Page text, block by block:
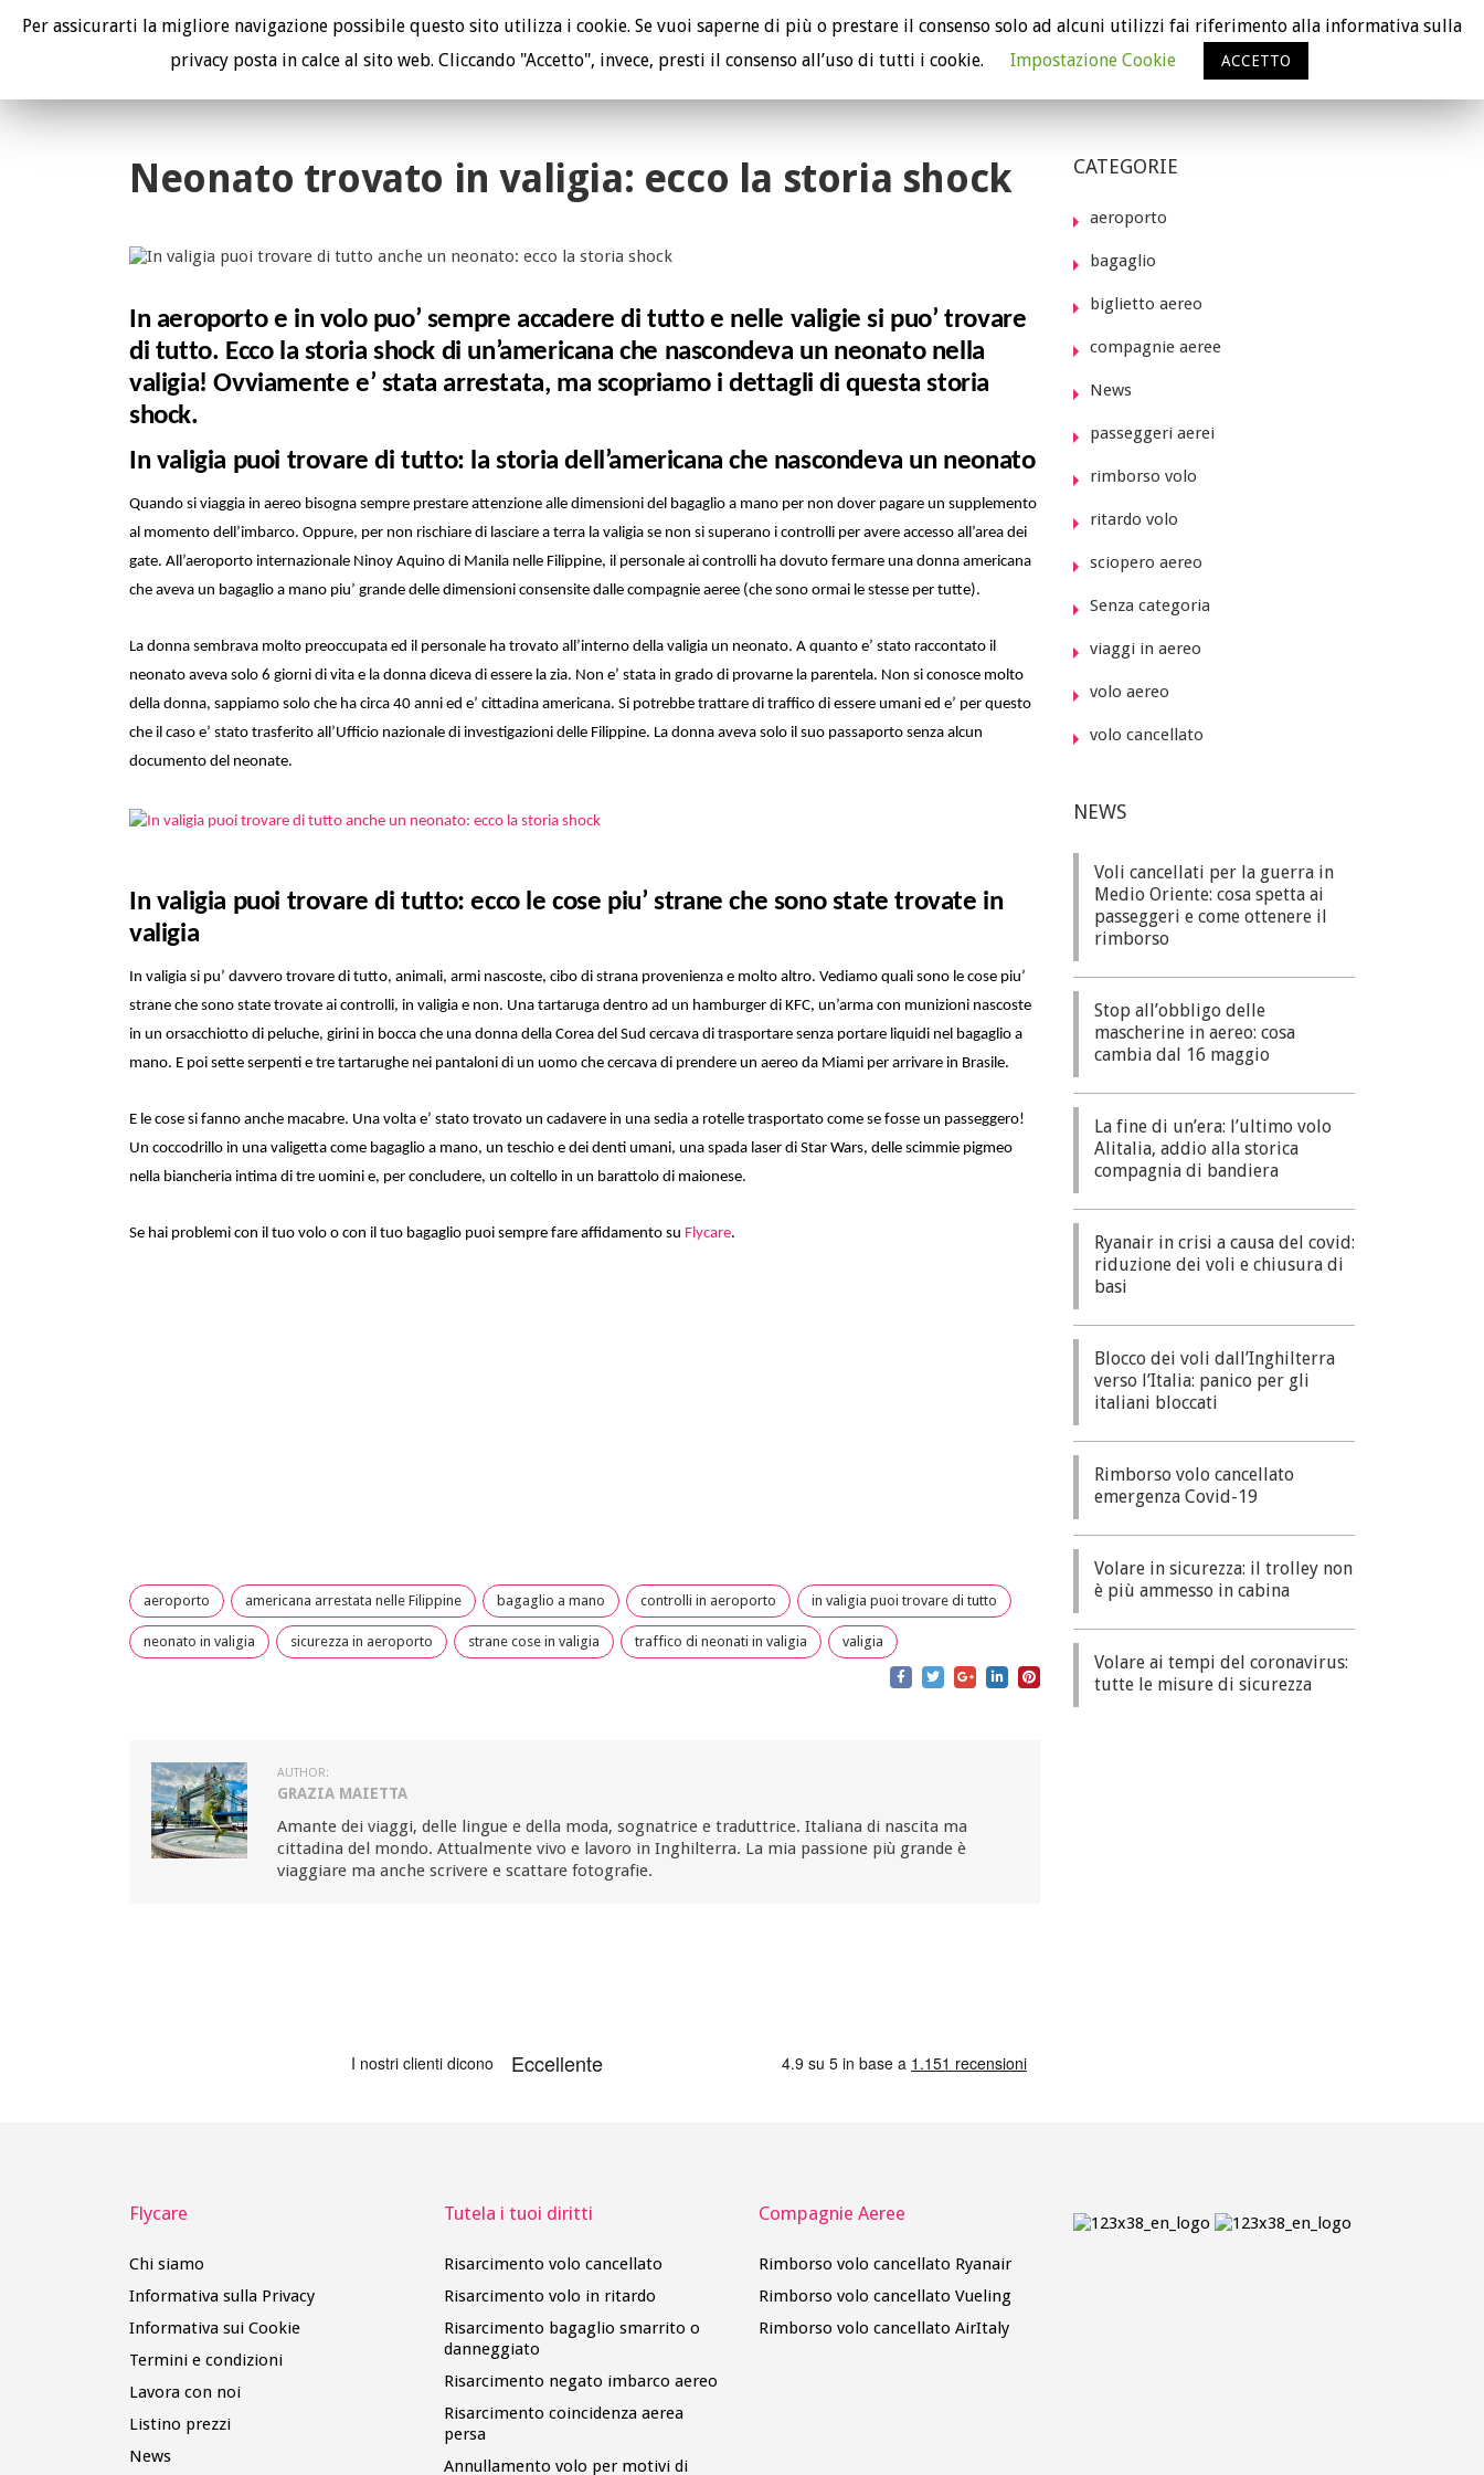
I tuoi avvocati contro le compagnie aeree. VERIFICA IL RISARCIMENTO
CHI SIAMO
Neonato trovato in valigia: ecco la storia shock
In aeroporto e in volo puo’ sempre accadere di tutto e nelle valigie si puo’ trovare
di tutto. Ecco la storia shock di un’americana che nascondeva un neonato nella
valigia! Ovviamente e’ stata arrestata, ma scopriamo i dettagli di questa storia
shock.
In valigia puoi trovare di tutto: la storia dell’americana che nascondeva un neonato
Quando si viaggia in aereo bisogna sempre prestare attenzione alle dimensioni del bagaglio a mano per non dover pagare un supplemento
al momento dell’imbarco. Oppure, per non rischiare di lasciare a terra la valigia se non si superano i controlli per avere accesso all’area dei
gate. All’aeroporto internazionale Ninoy Aquino di Manila nelle Filippine, il personale ai controlli ha dovuto fermare una donna americana
che aveva un bagaglio a mano piu’ grande delle dimensioni consensite dalle compagnie aeree (che sono ormai le stesse per tutte).
La donna sembrava molto preoccupata ed il personale ha trovato all’interno della valigia un neonato. A quanto e’ stato raccontato il
neonato aveva solo 6 giorni di vita e la donna diceva di essere la zia. Non e’ stata in grado di provarne la parentela. Non si conosce molto
della donna, sappiamo solo che ha circa 40 anni ed e’ cittadina americana. Si potrebbe trattare di traffico di essere umani ed e’ per questo
che il caso e’ stato trasferito all’Ufficio nazionale di investigazioni delle Filippine. La donna aveva solo il suo passaporto senza alcun
documento del neonate.
In valigia puoi trovare di tutto: ecco le cose piu’ strane che sono state trovate in
valigia
In valigia si pu’ davvero trovare di tutto, animali, armi nascoste, cibo di strana provenienza e molto altro. Vediamo quali sono le cose piu’
strane che sono state trovate ai controlli, in valigia e non. Una tartaruga dentro ad un hamburger di KFC, un’arma con munizioni nascoste
in un orsacchiotto di peluche, girini in bocca che una donna della Corea del Sud cercava di trasportare senza portare liquidi nel bagaglio a
mano. E poi sette serpenti e tre tartarughe nei pantaloni di un uomo che cercava di prendere un aereo da Miami per arrivare in Brasile.
E le cose si fanno anche macabre. Una volta e’ stato trovato un cadavere in una sedia a rotelle trasportato come se fosse un passeggero!
Un coccodrillo in una valigetta come bagaglio a mano, un teschio e dei denti umani, una spada laser di Star Wars, delle scimmie pigmeo
nella biancheria intima di tre uomini e, per concludere, un coltello in un barattolo di maionese.
Se hai problemi con il tuo volo o con il tuo bagaglio puoi sempre fare affidamento su Flycare.
aeroporto americana arrestata nelle Filippine bagaglio a mano controlli in aeroporto in valigia puoi trovare di tutto
neonato in valigia sicurezza in aeroporto strane cose in valigia traffico di neonati in valigia valigia
AUTHOR:
GRAZIA MAIETTA
Amante dei viaggi, delle lingue e della moda, sognatrice e traduttrice. Italiana di nascita ma
cittadina del mondo. Attualmente vivo e lavoro in Inghilterra. La mia passione più grande è
viaggiare ma anche scrivere e scattare fotografie.
CATEGORIE
aeroporto
bagaglio
biglietto aereo
compagnie aeree
News
passeggeri aerei
rimborso volo
ritardo volo
sciopero aereo
Senza categoria
viaggi in aereo
volo aereo
volo cancellato
NEWS
Voli cancellati per la guerra in
Medio Oriente: cosa spetta ai
passeggeri e come ottenere il
rimborso
Stop all’obbligo delle
mascherine in aereo: cosa
cambia dal 16 maggio
La fine di un’era: l’ultimo volo
Alitalia, addio alla storica
compagnia di bandiera
Ryanair in crisi a causa del covid:
riduzione dei voli e chiusura di
basi
Blocco dei voli dall’Inghilterra
verso l’Italia: panico per gli
italiani bloccati
Rimborso volo cancellato
emergenza Covid-19
Volare in sicurezza: il trolley non
è più ammesso in cabina
Volare ai tempi del coronavirus:
tutte le misure di sicurezza
Flycare
Chi siamo
Informativa sulla Privacy
Informativa sui Cookie
Termini e condizioni
Lavora con noi
Listino prezzi
News
Tutela i tuoi diritti
Risarcimento volo cancellato
Risarcimento volo in ritardo
Risarcimento bagaglio smarrito o
danneggiato
Risarcimento negato imbarco aereo
Risarcimento coincidenza aerea
persa
Annullamento volo per motivi di
Compagnie Aeree
Rimborso volo cancellato Ryanair
Rimborso volo cancellato Vueling
Rimborso volo cancellato AirItaly
Per assicurarti la migliore navigazione possibile questo sito utilizza i cookie. Se vuoi saperne di più o prestare il consenso solo ad alcuni utilizzi fai riferimento alla informativa sulla
privacy posta in calce al sito web. Cliccando "Accetto", invece, presti il consenso all’uso di tutti i cookie.
Impostazione Cookie ACCETTO